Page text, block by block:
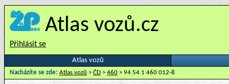
Atlas vozů.cz
Přihlásit se
Atlas vozů
Nacházíte se zde: Atlas vozů > ČD > 460 > 94 54 1 460 012-8